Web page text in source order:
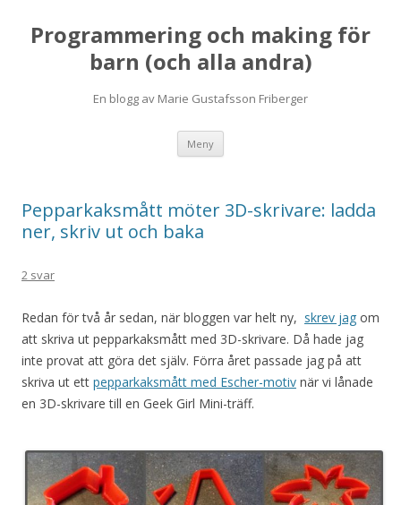
Programmering och making för
barn (och alla andra)
En blogg av Marie Gustafsson Friberger
Meny
Pepparkaksmått möter 3D-skrivare: ladda
ner, skriv ut och baka
2 svar
Redan för två år sedan, när bloggen var helt ny, skrev jag om
att skriva ut pepparkaksmått med 3D-skrivare. Då hade jag
inte provat att göra det själv. Förra året passade jag på att
skriva ut ett pepparkaksmått med Escher-motiv när vi lånade
en 3D-skrivare till en Geek Girl Mini-träff.